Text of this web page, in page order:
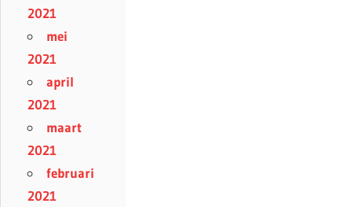
2021
mei
2021
april
2021
maart
2021
februari
2021